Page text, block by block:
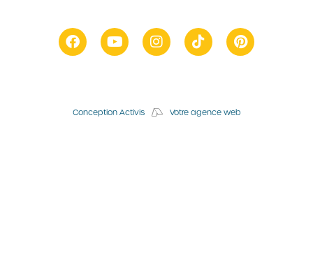
Conception Activis Votre agence web